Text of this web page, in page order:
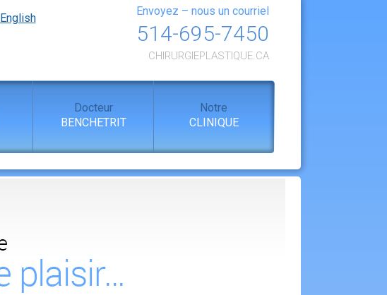
English
Envoyez – nous un courriel
514-695-7450
CHIRURGIEPLASTIQUE.CA
Docteur
BENCHETRIT
Notre
CLINIQUE